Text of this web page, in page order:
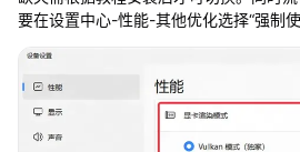
要在设置中心-性能-其他优化选择“强制使